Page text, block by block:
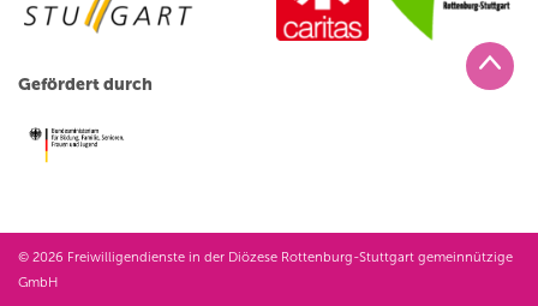
Gefördert durch
© 2026 Freiwilligendienste in der Diözese Rottenburg-Stuttgart gemeinnützige
GmbH